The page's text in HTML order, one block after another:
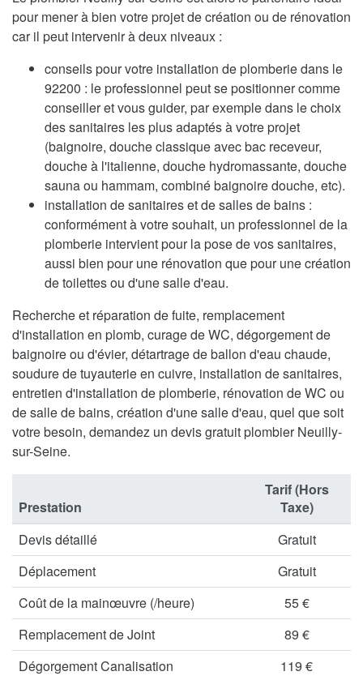
pour mener à bien votre projet de création ou de rénovation
car il peut intervenir à deux niveaux :
conseils pour votre installation de plomberie dans le
92200 : le professionnel peut se positionner comme
conseiller et vous guider, par exemple dans le choix
des sanitaires les plus adaptés à votre projet
(baignoire, douche classique avec bac receveur,
douche à l'italienne, douche hydromassante, douche
sauna ou hammam, combiné baignoire douche, etc).
installation de sanitaires et de salles de bains :
conformément à votre souhait, un professionnel de la
plomberie intervient pour la pose de vos sanitaires,
aussi bien pour une rénovation que pour une création
de toilettes ou d'une salle d'eau.
Recherche et réparation de fuite, remplacement
d'installation en plomb, curage de WC, dégorgement de
baignoire ou d'évier, détartrage de ballon d'eau chaude,
soudure de tuyauterie en cuivre, installation de sanitaires,
entretien d'installation de plomberie, rénovation de WC ou
de salle de bains, création d'une salle d'eau, quel que soit
votre besoin, demandez un devis gratuit plombier Neuilly-
sur-Seine.
Prestation
Tarif (Hors
Taxe)
Devis détaillé
Gratuit
Déplacement
Gratuit
Coût de la mainœuvre (/heure)
55 €
Remplacement de Joint
89 €
Dégorgement Canalisation
119 €